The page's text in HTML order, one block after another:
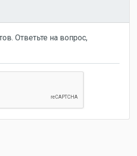
Ответьте на вопрос,